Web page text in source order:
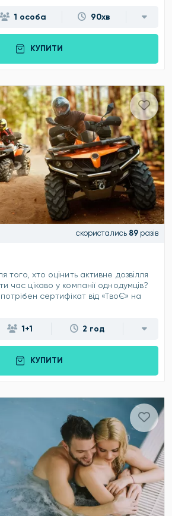
1 особа 90хв
КУПИТИ
скористались 89 разів
того, хто оцінить активне дозвілля
час цікаво у компанії однодумців?
сертифікат від «ТвоЄ» на
1+1 2 год
КУПИТИ